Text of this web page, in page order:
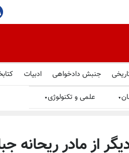
جنبش دادخواهی ادبیات
▼ علمی و تکنولوژی▼
از مادر ریحانه